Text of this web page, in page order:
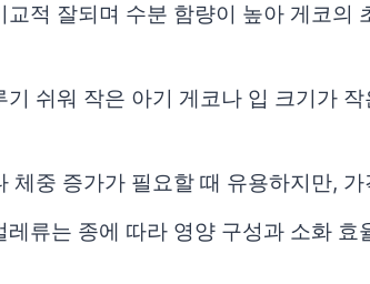
적 잘되며 수분 함량이 높아 게코
쉬워 작은 아기 게코나 입 크기가
체중 증가가 필요할 때 유용하지만,
레류는 종에 따라 영양 구성과 소화